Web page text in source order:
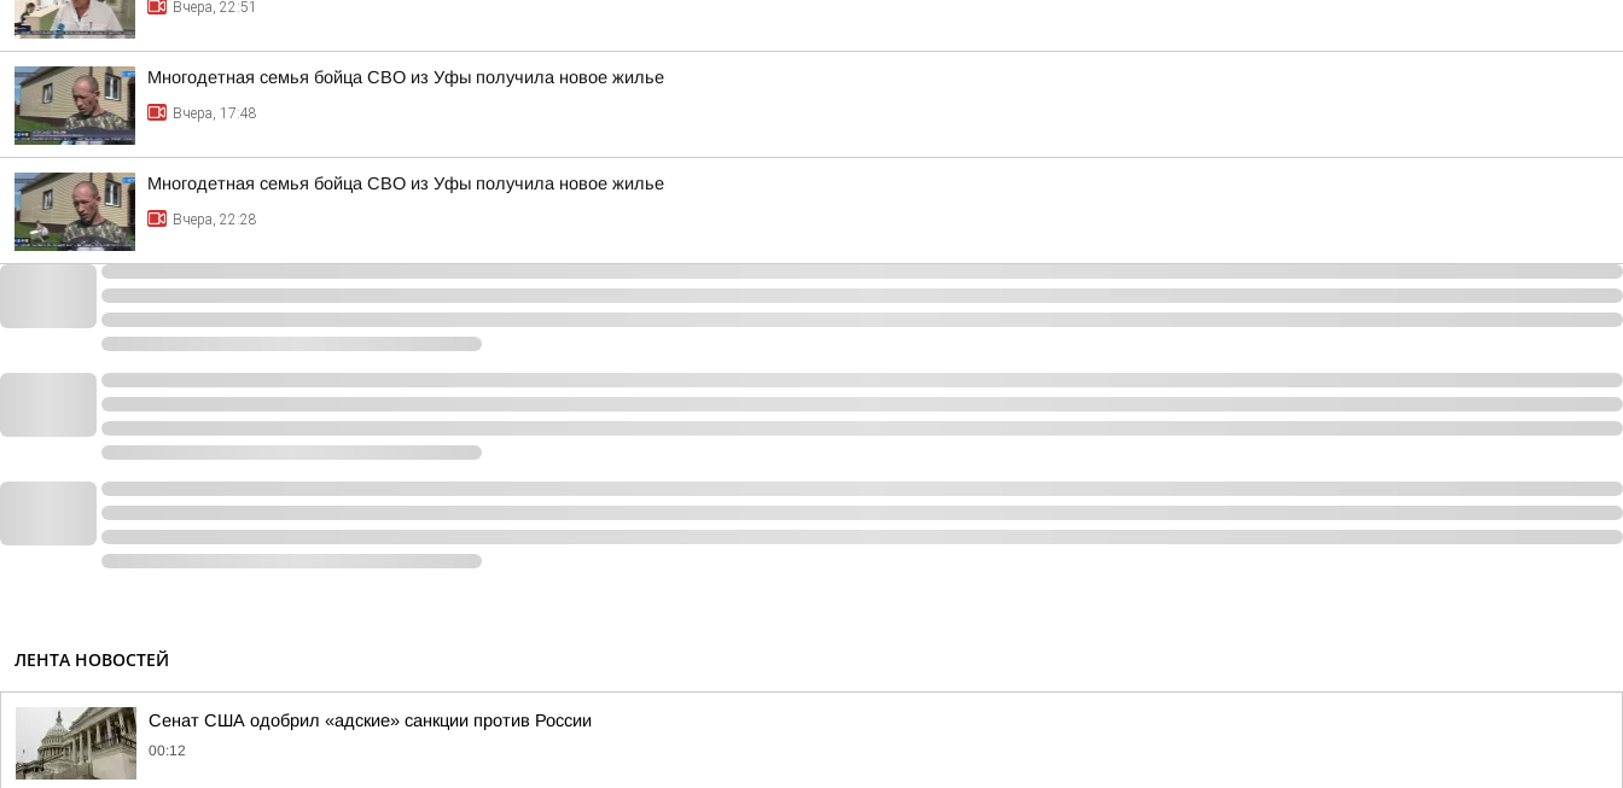
Вчера, 22:51
Многодетная семья бойца СВО из Уфы получила новое жилье
Вчера, 17:48
Многодетная семья бойца СВО из Уфы получила новое жилье
Вчера, 22:28
ЛЕНТА НОВОСТЕЙ
Сенат США одобрил «адские» санкции против России
00:12